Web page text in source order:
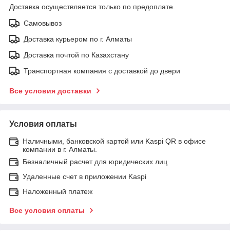
Доставка осуществляется только по предоплате.
Самовывоз
Доставка курьером по г. Алматы
Доставка почтой по Казахстану
Транспортная компания с доставкой до двери
Все условия доставки
Условия оплаты
Наличными, банковской картой или Kaspi QR в офисе
компании в г. Алматы.
Безналичный расчет для юридических лиц
Удаленные счет в приложении Kaspi
Наложенный платеж
Все условия оплаты